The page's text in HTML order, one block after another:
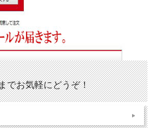
でお気軽にどうぞ！